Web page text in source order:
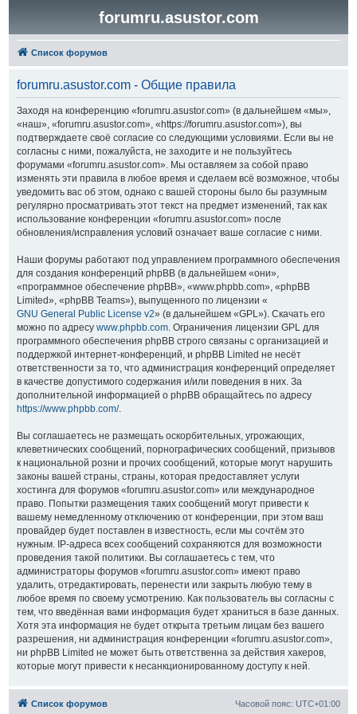
forumru.asustor.com
Список форумов
forumru.asustor.com - Общие правила
Заходя на конференцию «forumru.asustor.com» (в дальнейшем «мы»,
«наш», «forumru.asustor.com», «https://forumru.asustor.com»), вы
подтверждаете своё согласие со следующими условиями. Если вы не
согласны с ними, пожалуйста, не заходите и не пользуйтесь
форумами «forumru.asustor.com». Мы оставляем за собой право
изменять эти правила в любое время и сделаем всё возможное, чтобы
уведомить вас об этом, однако с вашей стороны было бы разумным
регулярно просматривать этот текст на предмет изменений, так как
использование конференции «forumru.asustor.com» после
обновления/исправления условий означает ваше согласие с ними.
Наши форумы работают под управлением программного обеспечения
для создания конференций phpBB (в дальнейшем «они»,
«программное обеспечение phpBB», «www.phpbb.com», «phpBB
Limited», «phpBB Teams»), выпущенного по лицензии «
GNU General Public License v2» (в дальнейшем «GPL»). Скачать его
можно по адресу www.phpbb.com. Ограничения лицензии GPL для
программного обеспечения phpBB строго связаны с организацией и
поддержкой интернет-конференций, и phpBB Limited не несёт
ответственности за то, что администрация конференций определяет
в качестве допустимого содержания и/или поведения в них. За
дополнительной информацией о phpBB обращайтесь по адресу
https://www.phpbb.com/.
Вы соглашаетесь не размещать оскорбительных, угрожающих,
клеветнических сообщений, порнографических сообщений, призывов
к национальной розни и прочих сообщений, которые могут нарушить
законы вашей страны, страны, которая предоставляет услуги
хостинга для форумов «forumru.asustor.com» или международное
право. Попытки размещения таких сообщений могут привести к
вашему немедленному отключению от конференции, при этом ваш
провайдер будет поставлен в известность, если мы сочтём это
нужным. IP-адреса всех сообщений сохраняются для возможности
проведения такой политики. Вы соглашаетесь с тем, что
администраторы форумов «forumru.asustor.com» имеют право
удалить, отредактировать, перенести или закрыть любую тему в
любое время по своему усмотрению. Как пользователь вы согласны с
тем, что введённая вами информация будет храниться в базе данных.
Хотя эта информация не будет открыта третьим лицам без вашего
разрешения, ни администрация конференции «forumru.asustor.com»,
ни phpBB Limited не может быть ответственна за действия хакеров,
которые могут привести к несанкционированному доступу к ней.
Список форумов Часовой пояс: UTC+01:00